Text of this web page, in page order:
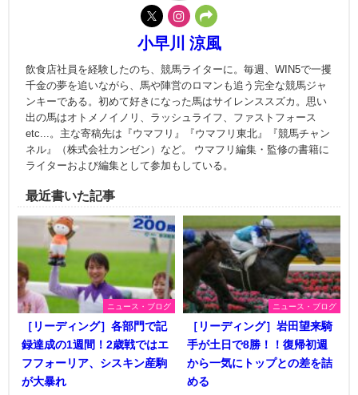
小早川 涼風
飲食店社員を経験したのち、競馬ライターに。毎週、WIN5で一攫
千金の夢を追いながら、馬や陣営のロマンも追う完全な競馬ジャ
ンキーである。初めて好きになった馬はサイレンススズカ。思い
出の馬はオトメノイノリ、ラッシュライフ、ファストフォース
etc...。主な寄稿先は『ウマフリ』『ウマフリ東北』『競馬チャン
ネル』（株式会社カンゼン）など。 ウマフリ編集・監修の書籍に
ライターおよび編集として参加もしている。
最近書いた記事
ニュース・ブログ
［リーディング］各部門で記
録達成の1週間！2歳戦ではエ
フフォーリア、シスキン産駒
が大暴れ
ニュース・ブログ
［リーディング］岩田望来騎
手が土日で8勝！！復帰初週
から一気にトップとの差を詰
める